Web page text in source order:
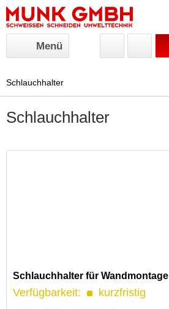
Menü
Schlauchhalter
Schlauchhalter
Schlauchhalter für Wandmontage
Verfügbarkeit:
kurzfristig